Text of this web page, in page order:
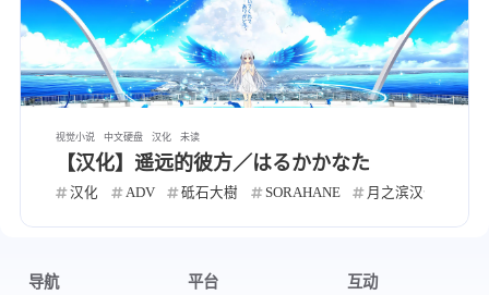
视觉小说 中文硬盘 汉化 未读
【汉化】遥远的彼方／はるかかなた
汉化 ADV 砥石大樹 SORAHANE 月之滨汉化组
导航 平台 互动